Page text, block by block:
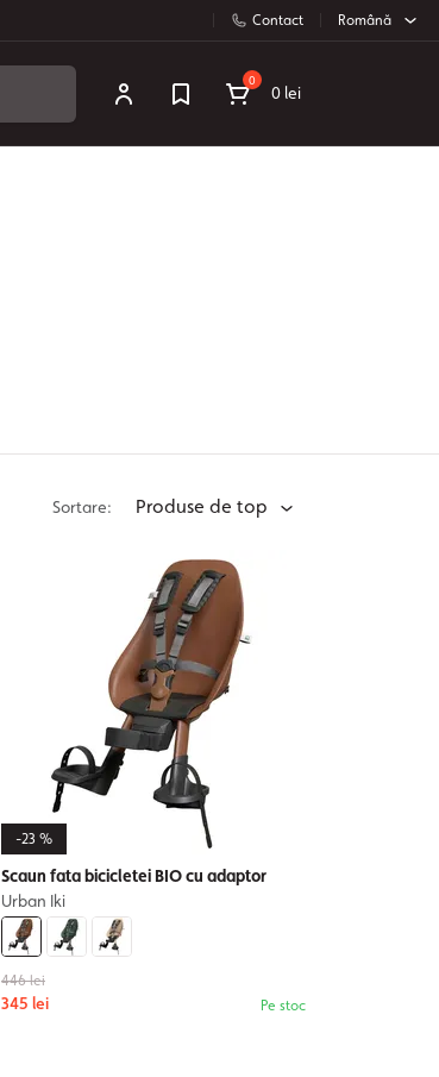
Contact Română
0
0 lei
Sortare: Produse de top
-23 %
Scaun fata bicicletei BIO cu adaptor
Urban Iki
446 lei
345 lei Pe stoc